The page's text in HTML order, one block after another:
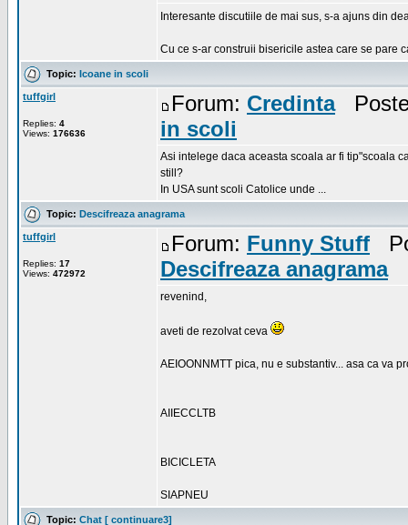
Interesante discutiile de mai sus, s-a ajuns din
Cu ce s-ar construii bisericile astea care se pare
Topic: Icoane in scoli
tuffgirl
Replies: 4
Views: 176636
Forum: Credinta
in scoli
Asi intelege daca aceasta scoala ar fi tip"scoala
still?
In USA sunt scoli Catolice unde ...
Topic: Descifreaza anagrama
tuffgirl
Replies: 17
Views: 472972
Forum: Funny Stuff
Descifreaza anagrama
revenind,
aveti de rezolvat ceva
AEIOONNMTT pica, nu e substantiv... asa ca va
AIIECCLTB
BICICLETA
SIAPNEU
Topic: Chat [ continuare3]